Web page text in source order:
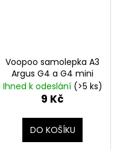
Voopoo samolepka A3
Argus G4 a G4 mini
Ihned k odeslání (>5 ks)
9 Kč
DO KOŠÍKU